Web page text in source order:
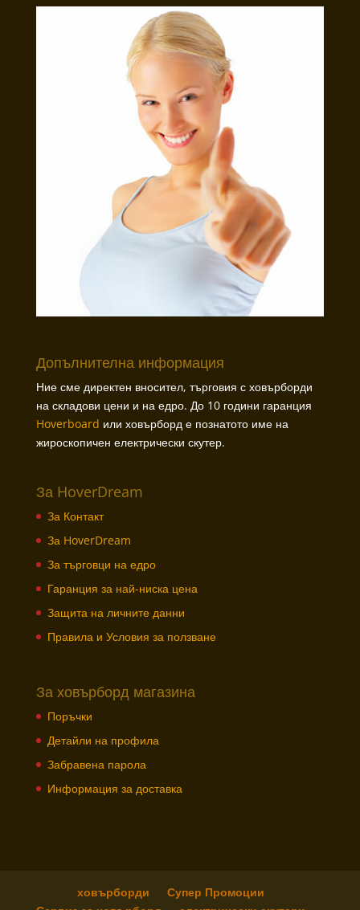
Допълнителна информация
Ние сме директен вносител, търговия с ховърборди
на складови цени и на едро. До 10 години гаранция
Hoverboard или ховърборд е познатото име на
жироскопичен електрически скутер.
За HoverDream
За Контакт
За HoverDream
За търговци на едро
Гаранция за най-ниска цена
Защита на личните данни
Правила и Условия за ползване
За ховърборд магазина
Поръчки
Детайли на профила
Забравена парола
Информация за доставка
ховърборди
Супер Промоции